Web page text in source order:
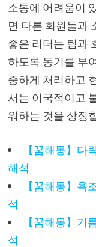
소통에 어려움이
면 다른 회원들과
좋은 리더는 팀과
하도록 동기를 부
중하게 처리하고
서는 이국적이고
워하는 것을 상징
【꿈해몽】다
해석
【꿈해몽】욕
석
【꿈해몽】기
석